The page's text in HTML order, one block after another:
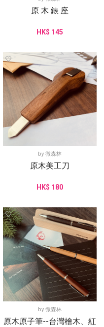
原 木 錶 座
HK$ 145
by 微森林
原木美工刀
HK$ 180
by 微森林
原木原子筆--台灣檜木、紅